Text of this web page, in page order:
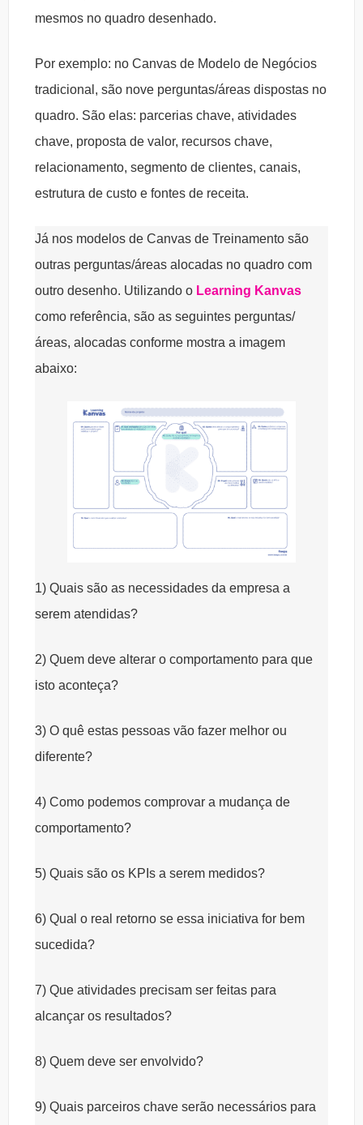
mesmos no quadro desenhado.
Por exemplo: no Canvas de Modelo de Negócios
tradicional, são nove perguntas/áreas dispostas no
quadro. São elas: parcerias chave, atividades
chave, proposta de valor, recursos chave,
relacionamento, segmento de clientes, canais,
estrutura de custo e fontes de receita.
Já nos modelos de Canvas de Treinamento são
outras perguntas/áreas alocadas no quadro com
outro desenho. Utilizando o Learning Kanvas
como referência, são as seguintes perguntas/
áreas, alocadas conforme mostra a imagem
abaixo:
1) Quais são as necessidades da empresa a
serem atendidas?
2) Quem deve alterar o comportamento para que
isto aconteça?
3) O quê estas pessoas vão fazer melhor ou
diferente?
4) Como podemos comprovar a mudança de
comportamento?
5) Quais são os KPIs a serem medidos?
6) Qual o real retorno se essa iniciativa for bem
sucedida?
7) Que atividades precisam ser feitas para
alcançar os resultados?
8) Quem deve ser envolvido?
9) Quais parceiros chave serão necessários para